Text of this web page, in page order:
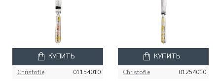
Christofle 01154010
КУПИТЬ
Christofle 01254010
КУПИТЬ